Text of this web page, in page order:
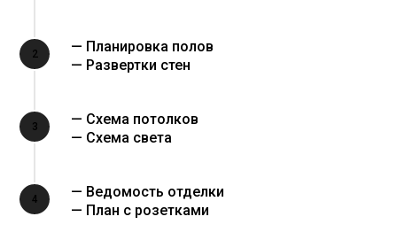
2
— Планировка полов
— Развертки стен
3
— Схема потолков
— Схема света
4
— Ведомость отделки
— План с розетками